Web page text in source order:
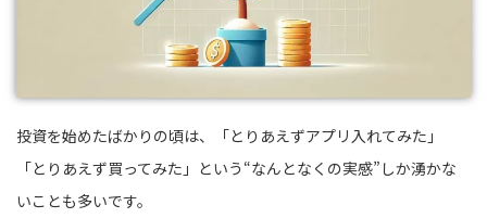
投資を始めたばかりの頃は、「とりあえずアプリ入れてみた」
「とりあえず買ってみた」という“なんとなくの実感”しか湧かな
いことも多いです。